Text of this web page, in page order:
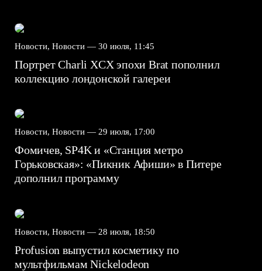
Новости, Новости — 30 июля, 11:45
Портрет Charli XCX эпохи Brat пополнил
коллекцию лондонской галереи
Новости, Новости — 29 июля, 17:00
Фомичев, SP4K и «Станция метро
Горьковская»: «Пикник Афиши» в Питере
дополнил программу
Новости, Новости — 28 июля, 18:50
Profusion выпустил косметику по
мультфильмам Nickelodeon